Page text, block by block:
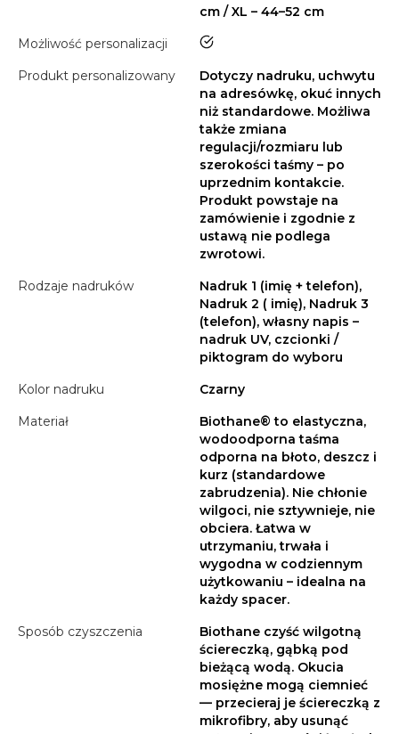
cm / XL – 44–52 cm
Możliwość personalizacji
tak
Produkt personalizowany
Dotyczy nadruku, uchwytu
na adresówkę, okuć innych
niż standardowe. Możliwa
także zmiana
regulacji/rozmiaru lub
szerokości taśmy – po
uprzednim kontakcie.
Produkt powstaje na
zamówienie i zgodnie z
ustawą nie podlega
zwrotowi.
Rodzaje nadruków
Nadruk 1 (imię + telefon),
Nadruk 2 ( imię), Nadruk 3
(telefon), własny napis –
nadruk UV, czcionki /
piktogram do wyboru
Kolor nadruku
Czarny
Materiał
Biothane® to elastyczna,
wodoodporna taśma
odporna na błoto, deszcz i
kurz (standardowe
zabrudzenia). Nie chłonie
wilgoci, nie sztywnieje, nie
obciera. Łatwa w
utrzymaniu, trwała i
wygodna w codziennym
użytkowaniu – idealna na
każdy spacer.
Sposób czyszczenia
Biothane czyść wilgotną
ściereczką, gąbką pod
bieżącą wodą. Okucia
mosiężne mogą ciemnieć
— przecieraj je ściereczką z
mikrofibry, aby usunąć